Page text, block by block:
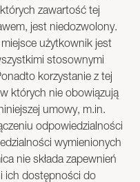
zawartość tej
jest niedozwolony.
użytkownik jest
stosownymi
korzystanie z tej
których nie obowiązują
umowy, m.in.
odpowiedzialności
wymienionych
nie składa zapewnień
ich dostępności do